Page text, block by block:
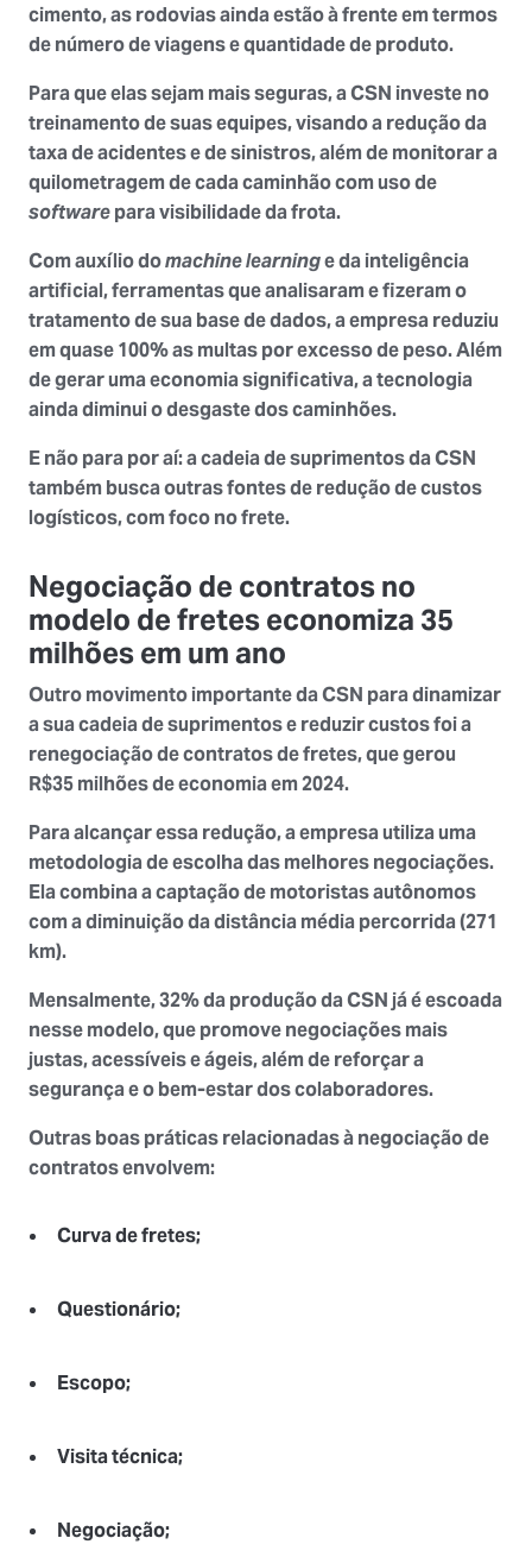
cimento, as rodovias ainda estão à frente em termos
de número de viagens e quantidade de produto.
Para que elas sejam mais seguras, a CSN investe no
treinamento de suas equipes, visando a redução da
taxa de acidentes e de sinistros, além de monitorar a
quilometragem de cada caminhão com uso de
softwarepara visibilidade da frota.
Com auxílio domachine learninge da inteligência
artificial, ferramentas que analisaram e fizeram o
tratamento de sua base de dados, a empresa reduziu
em quase100% as multas por excesso de peso. Além
de gerar uma economia significativa, a tecnologia
ainda diminui o desgaste dos caminhões.
E não para por aí: a cadeia de suprimentos da CSN
também busca outras fontes de redução de custos
logísticos, com foco no frete.
Negociação de contratos no
modelo de fretes economiza 35
milhões em um ano
Outro movimento importante da CSN para dinamizar
a sua cadeia de suprimentos e reduzir custos foi a
renegociação de contratos de fretes, que gerou
R$35 milhões de economia em 2024.
Para alcançar essa redução, a empresa utiliza uma
metodologia de escolha dasmelhores negociações.
Ela combina a captação de motoristas autônomos
com a diminuição da distância média percorrida (271
km).
Mensalmente,32% da produçãoda CSN já é escoada
nesse modelo, que promove negociações mais
justas, acessíveis e ágeis, além de reforçar a
segurança e o bem-estar dos colaboradores.
Outras boas práticas relacionadas à negociação de
contratos envolvem:
Curva de fretes;
Questionário;
Escopo;
Visita técnica;
Negociação;